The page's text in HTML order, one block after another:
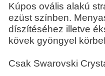
Kúpos ovális alakú
ezüst színben.
díszítéséhez illetve
kövek gyöngyel
Csak Swarovski